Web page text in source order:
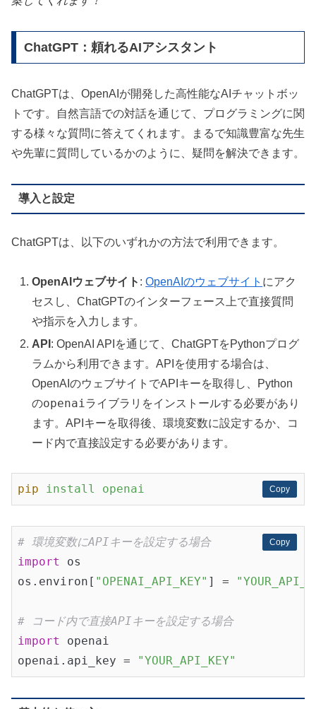
ChatGPT：頼れるAIアシスタント
ChatGPTは、OpenAIが開発した高性能なAIチャットボッ
トです。自然言語での対話を通じて、プログラミングに関
する様々な質問に答えてくれます。まるで知識豊富な先生
や先輩に質問しているかのように、疑問を解決できます。
導入と設定
ChatGPTは、以下のいずれかの方法で利用できます。
OpenAIウェブサイト :OpenAIのウェブサイト にアク
セスし、ChatGPTのインターフェース上で直接質問
や指示を入力します。
API : OpenAI APIを通じて、ChatGPTをPythonプログ
ラムから利用できます。APIを使用する場合は、
OpenAIのウェブサイトでAPIキーを取得し、Python
のopenai ライブラリをインストールする必要があり
ます。APIキーを取得後、環境変数に設定するか、コ
ード内で直接設定する必要があります。
Copy
Copy
pip install openai
Copy
Copy
# 環境変数にAPIキーを設定する場合
import
os
os.environ[ "OPENAI_API_KEY" ] =
# コード内で直接APIキーを設定する場合
import
openai
openai.api_key =
"YOUR_API_KEY"